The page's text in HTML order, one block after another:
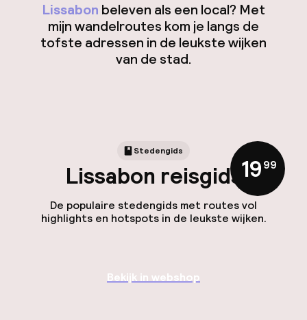
Lissabon beleven als een local? Met
mijn wandelroutes kom je langs de
tofste adressen in de leukste wijken
van de stad.
Stedengids
Lissabon reisgids
De populaire stedengids met routes vol
highlights en hotspots in de leukste wijken.
19,99
Bekijk in webshop